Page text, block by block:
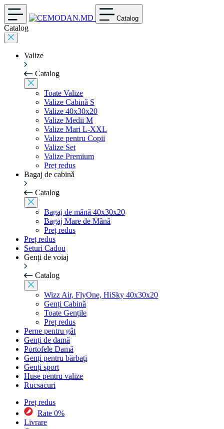
Catalog
Catalog
Valize
Catalog
Toate Valize
Valize Cabinǎ S
Valize 40x30x20
Valize Medii M
Valize Mari L-XXL
Valize pentru Copii
Valize Set
Valize Premium
Preț redus
Bagaj de cabinǎ
Catalog
Bagaj de mână 40x30x20
Bagaj Mare de Mânǎ
Preț redus
Preț redus
Seturi Cadou
Genți de voiaj
Catalog
Wizz Air, FlyOne, HiSky 40x30x20
Genți Cabinǎ
Toate Gențile
Preț redus
Perne pentru gât
Genți de damă
Portofele Damă
Genți pentru bărbați
Genți sport
Huse pentru valize
Rucsacuri
Preț redus
Rate 0%
Livrare